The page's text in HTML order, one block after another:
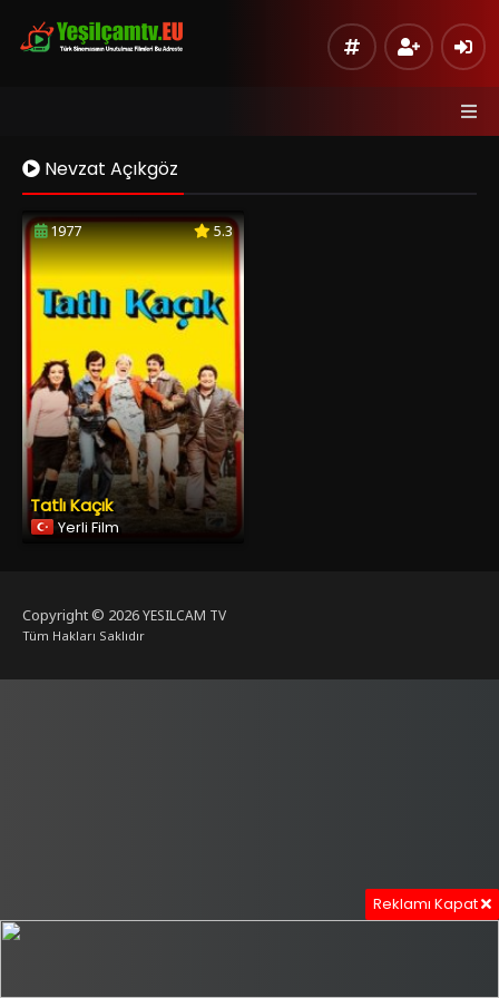
Nevzat Açıkgöz
1977 5.3
Tatlı Kaçık
Yerli Film
Copyright © 2026YESILCAM TV
Tüm Hakları Saklıdır
Reklamı Kapat